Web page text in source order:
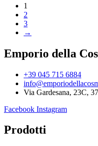
1
2
3
→
Emporio della
+39 045 715 6884
Via Gardesana, 23C,
Facebook Instagram
Prodotti